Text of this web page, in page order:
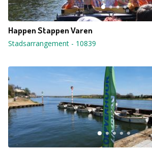
Happen Stappen Varen
Stadsarrangement - 10839